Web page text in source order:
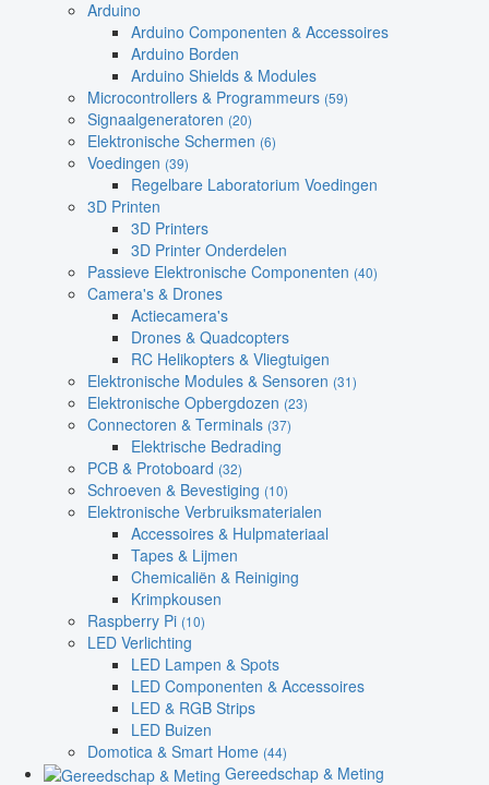
Arduino
Arduino Componenten & Accessoires
Arduino Borden
Arduino Shields & Modules
Microcontrollers & Programmeurs (59)
Signaalgeneratoren (20)
Elektronische Schermen (6)
Voedingen (39)
Regelbare Laboratorium Voedingen
3D Printen
3D Printers
3D Printer Onderdelen
Passieve Elektronische Componenten (40)
Camera's & Drones
Actiecamera's
Drones & Quadcopters
RC Helikopters & Vliegtuigen
Elektronische Modules & Sensoren (31)
Elektronische Opbergdozen (23)
Connectoren & Terminals (37)
Elektrische Bedrading
PCB & Protoboard (32)
Schroeven & Bevestiging (10)
Elektronische Verbruiksmaterialen
Accessoires & Hulpmateriaal
Tapes & Lijmen
Chemicaliën & Reiniging
Krimpkousen
Raspberry Pi (10)
LED Verlichting
LED Lampen & Spots
LED Componenten & Accessoires
LED & RGB Strips
LED Buizen
Domotica & Smart Home (44)
Gereedschap & Meting